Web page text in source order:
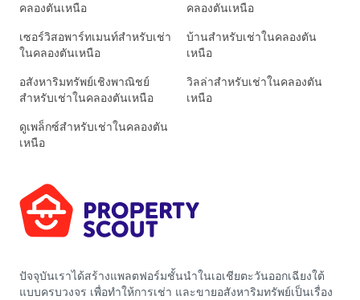
คลองตันเหนือ
คลองตันเหนือ
เซอร์วิสอพาร์ทเมนท์สำหรับเช่า
ในคลองตันเหนือ
บ้านสำหรับเช่าในคลองตัน
เหนือ
อสังหาริมทรัพย์เชิงพาณิชย์
สำหรับเช่าในคลองตันเหนือ
วิลล่าสำหรับเช่าในคลองตัน
เหนือ
ดูเพล็กซ์สำหรับเช่าในคลองตัน
เหนือ
ปัจจุบันเราได้สร้างแพลตฟอร์มชั้นนำในเอเชียตะวันออกเฉียงใต้
แบบครบวงจร เพื่อทำให้การเช่า และขายอสังหาริมทรัพย์เป็นเรื่อง